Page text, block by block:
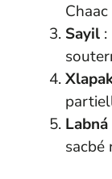
Chaac
Sayil
Labná
sacbé